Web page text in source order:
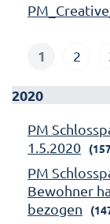
1 2
2020
PM
1.5.2020
PM
Bewohner
bezogen